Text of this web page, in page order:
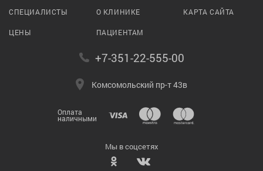
СПЕЦИАЛИСТЫ
ЦЕНЫ
О КЛИНИКЕ
ПАЦИЕНТАМ
КАРТА САЙТА
+7-351-22-555-00
Комсомольский пр-т 43в
Оплата
наличными
Мы в соцсетях